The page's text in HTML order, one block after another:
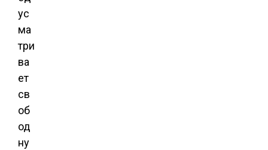
ус
ма
три
ва
ет
св
об
од
ну